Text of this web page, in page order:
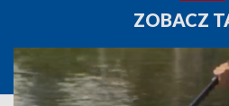
ZOBACZ